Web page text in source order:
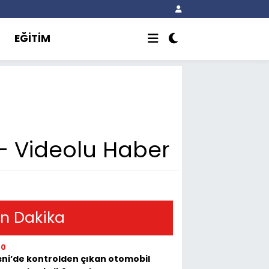
EĞİTİM
Videolu Haber
Dakika
kontrolden çıkan otomobil